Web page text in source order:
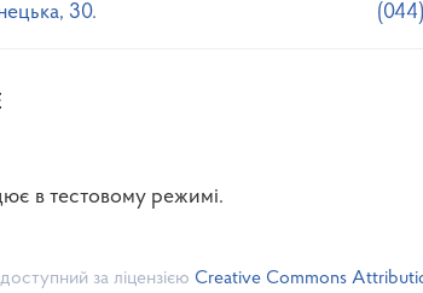
30.
в тестовому режимі.
за ліцензією Creative Commons